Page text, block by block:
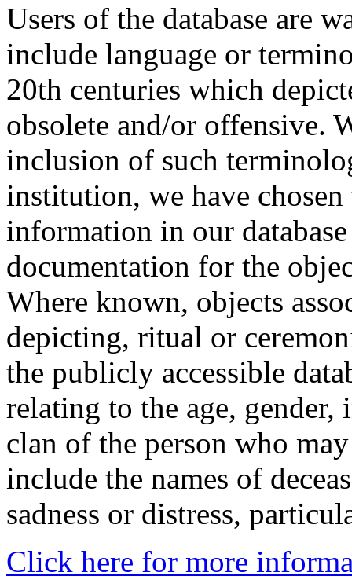
Users of the database are
include language or
20th centuries which
obsolete and/or offensive.
inclusion of such
institution, we have
information in our
documentation for the
Where known, objects
depicting, ritual or
the publicly accessible
relating to the age,
clan of the person who
include the names of
sadness or distress,
Click here for more